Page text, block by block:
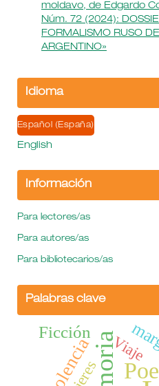
moldavo, de Edgardo
Núm. 72 (2024):
FORMALISMO RUSO
ARGENTINO»
Idioma
Español (España)
English
Información
Para lectores/as
Para autores/as
Para bibliotecarios/as
Palabras clave
Violencia
Ficción
Viaje